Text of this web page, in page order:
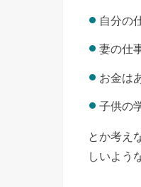
自分の
妻の仕
お金は
子供の
とか考え
しいよう